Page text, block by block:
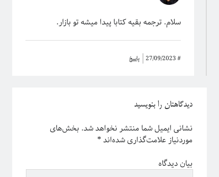
سلام. ترجمه بقیه کتابا پیدا میشه تو بازار.
#
27/09/2023 پاسخ
دیدگاهتان را بنویسید
نشانی ایمیل شما منتشر نخواهد شد. بخش‌های
موردنیاز علامت‌گذاری شده‌اند*
بیان دیدگاه